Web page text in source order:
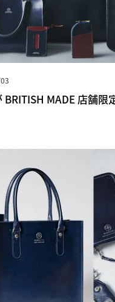
BRITISH MADE 店舗